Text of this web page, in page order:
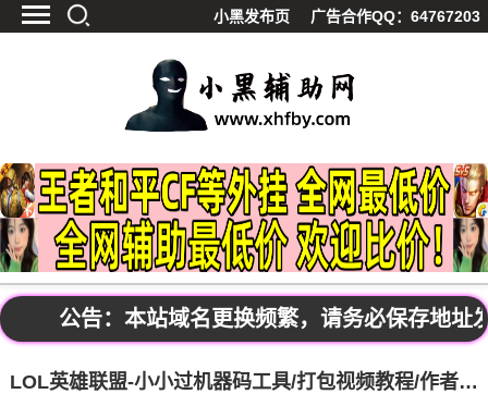
小黑发布页 广告合作QQ：64767203
精品软件
源码分享
资源宝库
影视解析
公告：本站域名更换频繁，请务必保存地址
LOL英雄联盟-小小过机器码工具/打包视频教程/作者直言100%过